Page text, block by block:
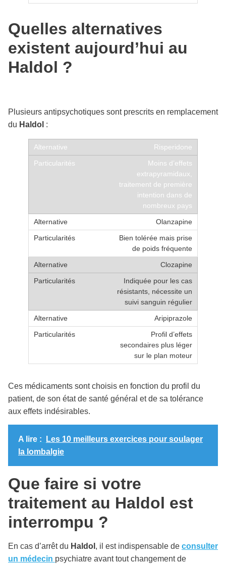
Quelles alternatives
existent aujourd’hui au
Haldol ?
Plusieurs antipsychotiques sont prescrits en remplacement
du Haldol :
Risperidone
Moins d’effets
extrapyramidaux,
traitement de première
intention dans de
nombreux pays
Olanzapine
Bien tolérée mais prise
de poids fréquente
Clozapine
Indiquée pour les cas
résistants, nécessite un
suivi sanguin régulier
Aripiprazole
Profil d’effets
secondaires plus léger
sur le plan moteur
Ces médicaments sont choisis en fonction du profil du
patient, de son état de santé général et de sa tolérance
aux effets indésirables.
A lire :
Les 10 meilleurs exercices pour soulager
la lombalgie
Que faire si votre
traitement au Haldol est
interrompu ?
En cas d’arrêt du Haldol , il est indispensable de consulter
un médecin psychiatre avant tout changement de